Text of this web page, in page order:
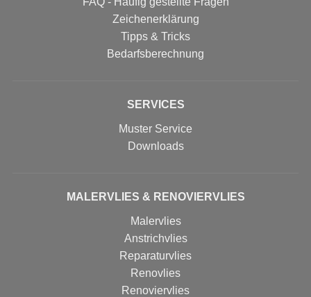
Zeichenerklärung
Tipps & Tricks
Bedarfsberechnung
SERVICES
Muster Service
Downloads
MALERVLIES & RENOVIERVLIES
Malervlies
Anstrichvlies
Reparaturvlies
Renovlies
Renoviervlies